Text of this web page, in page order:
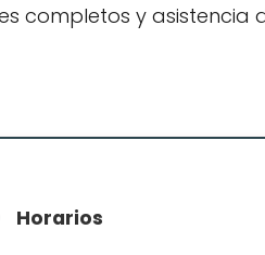
completos y asistencia
Horarios